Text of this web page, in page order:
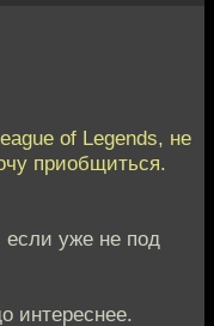
of Legends, не
приобщиться.
уже не под
интереснее.